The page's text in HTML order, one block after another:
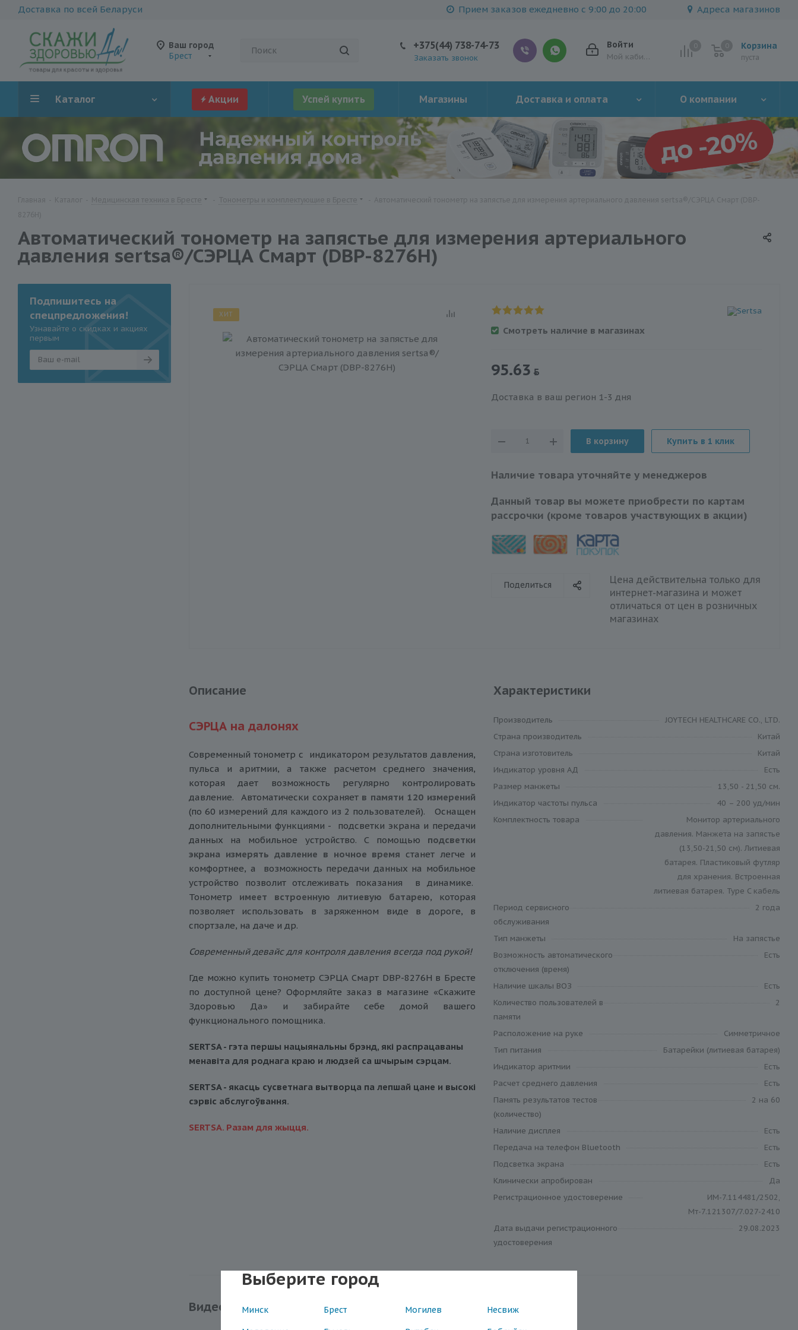
Выберите город
Минск Брест Могилев Несвиж
Доставка по всей Беларуси Прием заказов ежедневно с 9:00 до 20:00 Адреса магазинов
Ваш город
Брест
Корзина
пуста
Войти
Мой кабинет
+375(44) 738-74-73
Заказать звонок
Каталог Акции Успей купить Магазины Доставка и оплата О компании
Автоматический тонометр на запястье для измерения артериального
давления sertsa®/СЭРЦА Смарт (DBP-8276H)
ХИТ
Смотреть наличие в магазинах
95.63
Доставка в ваш регион 1-3 дня
В корзину Купить в 1 клик
Наличие товара уточняйте у менеджеров
Данный товар вы можете приобрести по картам
рассрочки (кроме товаров участвующих в акции)
Поделиться
Цена действительна только для
интернет-магазина и может
отличаться от цен в розничных
магазинах
Описание
СЭРЦА на далонях
Современный тонометр с индикатором результатов давления,
пульса и аритмии, а также расчетом среднего значения,
которая дает возможность регулярно контролировать
давление. Автоматически сохраняет в памяти 120 измерений
(по 60 измерений для каждого из 2 пользователей). Оснащен
дополнительными функциями - подсветки экрана и передачи
данных на мобильное устройство. С помощью подсветки
экрана измерять давление в ночное время станет легче и
комфортнее, а возможность передачи данных на мобильное
устройство позволит отслеживать показания в динамике.
Тонометр имеет встроенную литиевую батарею, которая
позволяет использовать в заряженном виде в дороге, в
спортзале, на даче и др.
Современный девайс для контроля давления всегда под рукой!
Где можно купить тонометр СЭРЦА Смарт DBP-8276H в Бресте
по доступной цене? Оформляйте заказ в магазине «Скажите
Здоровью Да» и забирайте себе домой вашего
функционального помощника.
SERTSA - гэта першы нацыянальны брэнд, якi распрацаваны
менавiта для роднага краю и людзей са шчырым сэрцам.
SERTSA - якасць сусветнага вытворца па лепшай цане и высокi
сэрвic абслугоўвання.
SERTSA. Разам для жыцця.
Характеристики
Производитель
JOYTECH HEALTHCARE CO., LTD.
Cтрана производитель
Китай
Страна изготовитель
Китай
Индикатор уровня АД
Есть
Размер манжеты
13,50 - 21,50 см.
Индикатор частоты пульса
40 – 200 уд/мин
Комплектность товара
Монитор артериального
давления. Манжета на запястье
(13,50-21,50 см). Литиевая
батарея. Пластиковый футляр
для хранения. Встроенная
литиевая батарея. Type C кабель
Период сервисного
обслуживания
2 года
Тип манжеты
На запястье
Возможность автоматического
отключения (время)
Есть
Наличие шкалы ВОЗ
Есть
Количество пользователей в
памяти
2
Расположение на руке
Симметричное
Тип питания
Батарейки (литиевая батарея)
Индикатор аритмии
Есть
Расчет среднего давления
Есть
Память результатов тестов
(количество)
2 на 60
Наличие дисплея
Есть
Передача на телефон Bluetooth
Есть
Подсветка экрана
Есть
Клинически апробирован
Да
Регистрационное удостоверение
ИМ-7.114481/2502,
Мт-7.121307/7.027-2410
Дата выдачи регистрационного
удостоверения
29.08.2023
Видео
Подпишитесь на
спецпредложения!
Узнавайте о скидках и акциях
первым